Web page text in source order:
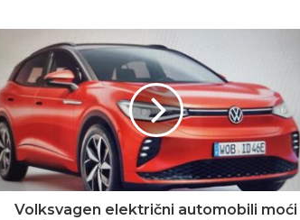
Volksvagen električni automobili moći